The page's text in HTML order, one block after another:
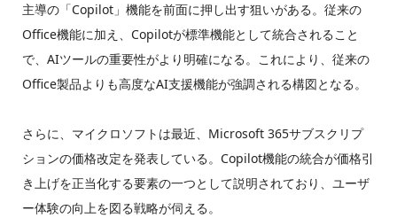
主導の「Copilot」機能を前面に押し出す狙いがある。従来の
Office機能に加え、Copilotが標準機能として統合されること
で、AIツールの重要性がより明確になる。これにより、従来の
Office製品よりも高度なAI支援機能が強調される構図となる。
さらに、マイクロソフトは最近、Microsoft 365サブスクリプ
ションの価格改定を発表している。Copilot機能の統合が価格引
き上げを正当化する要素の一つとして説明されており、ユーザ
ー体験の向上を図る戦略が伺える。